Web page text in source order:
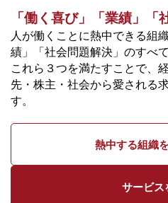
「働く喜び」「業績」「
人が働くことに熱中できる組
績」「社会問題解決」のすべ
これら３つを満たすことで、
先・株主・社会から愛される
す。
熱中する組織
サービス